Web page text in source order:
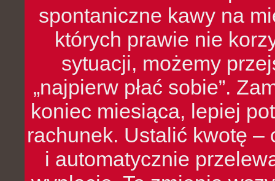
spontaniczne kawy na
których prawie nie
sytuacji, możemy
„najpierw płać sobie”.
koniec miesiąca, lepiej
rachunek. Ustalić kwotę
i automatycznie